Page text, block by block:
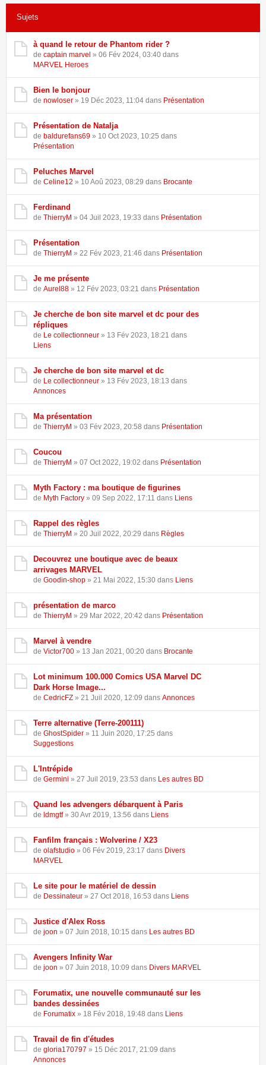
Sujets
à quand le retour de Phantom rider ?
de captain marvel » 06 Fév 2024, 03:40 dans
MARVEL Heroes
Bien le bonjour
de nowloser » 19 Déc 2023, 11:04 dans Présentation
Présentation de Natalja
de baldurefans69 » 10 Oct 2023, 10:25 dans
Présentation
Peluches Marvel
de Celine12 » 10 Aoû 2023, 08:29 dans Brocante
Ferdinand
de ThierryM » 04 Juil 2023, 19:33 dans Présentation
Présentation
de ThierryM » 22 Fév 2023, 21:46 dans Présentation
Je me présente
de Aurel88 » 12 Fév 2023, 03:21 dans Présentation
Je cherche de bon site marvel et dc pour des
répliques
de Le collectionneur » 13 Fév 2023, 18:21 dans
Liens
Je cherche de bon site marvel et dc
de Le collectionneur » 13 Fév 2023, 18:13 dans
Annonces
Ma présentation
de ThierryM » 03 Fév 2023, 20:58 dans Présentation
Coucou
de ThierryM » 07 Oct 2022, 19:02 dans Présentation
Myth Factory : ma boutique de figurines
de Myth Factory » 09 Sep 2022, 17:11 dans Liens
Rappel des règles
de ThierryM » 20 Juil 2022, 20:29 dans Règles
Decouvrez une boutique avec de beaux
arrivages MARVEL
de Goodin-shop » 21 Mai 2022, 15:30 dans Liens
présentation de marco
de ThierryM » 29 Mar 2022, 20:42 dans Présentation
Marvel à vendre
de Victor700 » 13 Jan 2021, 00:20 dans Brocante
Lot minimum 100.000 Comics USA Marvel DC
Dark Horse Image...
de CedricFZ » 21 Juil 2020, 12:09 dans Annonces
Terre alternative (Terre-200111)
de GhostSpider » 11 Juin 2020, 17:25 dans
Suggestions
L'Intrépide
de Germini » 27 Juil 2019, 23:53 dans Les autres BD
Quand les advengers débarquent à Paris
de ldmgtf» 30 Avr 2019, 13:56 dans Liens
Fanfilm français : Wolverine / X23
de olafstudio » 06 Fév 2019, 23:17 dans Divers
MARVEL
Le site pour le matériel de dessin
de Dessinateur » 27 Oct 2018, 16:53 dans Liens
Justice d'Alex Ross
de joon » 07 Juin 2018, 10:15 dans Les autres BD
Avengers Infinity War
de joon » 07 Juin 2018, 10:09 dans Divers MARVEL
Forumatix, une nouvelle communauté sur les
bandes dessinées
de Forumatix » 18 Fév 2018, 19:48 dans Liens
Travail de fin d'études
de gloria170797 » 15 Déc 2017, 21:09 dans
Annonces